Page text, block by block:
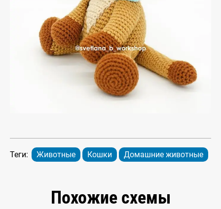
Теги: Животные Кошки Домашние животные
Похожие схемы